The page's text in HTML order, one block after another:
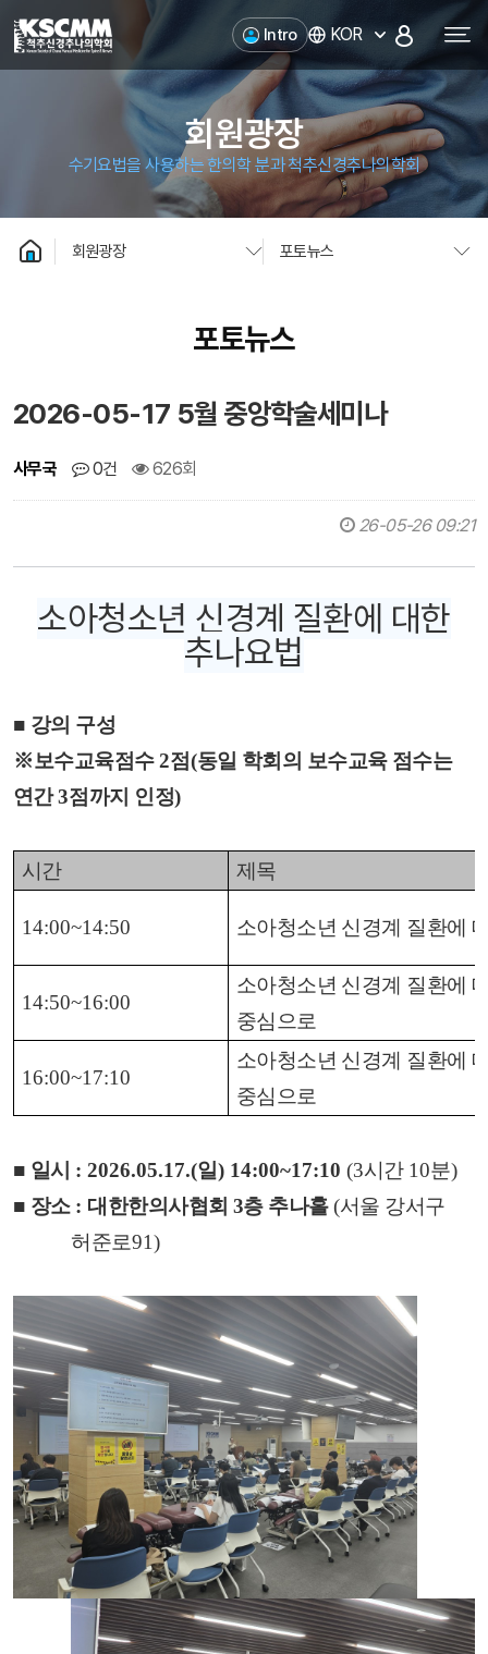
척추신경추나의학회
Intro KOR
회원광장
수기요법을 사용하는 한의학 분과 척추신경추나의학회
회원광장 포토뉴스
포토뉴스
2026-05-17 5월 중앙학술세미나
사무국 0건 626회
26-05-26 09:21
소아청소년 신경계 질환에 대한
추나요법
■ 강의 구성
※보수교육점수2점(동일 학회의 보수교육 점수는
연간3점까지 인정)
시간 제목
14:00~14:50 소아청소년 신경계 질환에
14:50~16:00
소아청소년 신경계 질환에
중심으로
16:00~17:10
소아청소년 신경계 질환에
중심으로
■ 일시 : 2026.05.17.(일) 14:00~17:10 (3시간 10분)
■ 장소 : 대한한의사협회 3층 추나홀 (서울 강서구
허준로91)